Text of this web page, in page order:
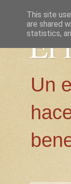
El
Un
This site
are shared
statistics,